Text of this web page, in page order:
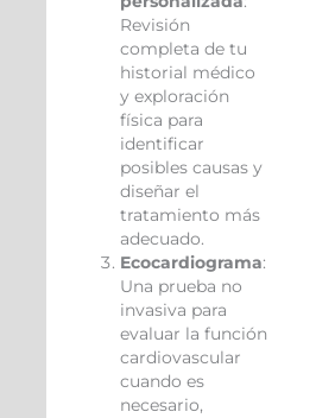
Revisión
completa de tu
historial médico
y exploración
física para
identificar
posibles causas y
diseñar el
tratamiento más
adecuado.
Ecocardiograma:
Una prueba no
invasiva para
evaluar la función
cardiovascular
cuando es
necesario,